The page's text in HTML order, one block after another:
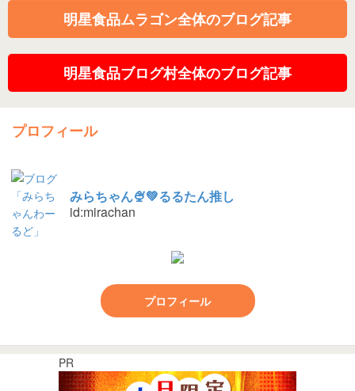
明星食品ムラゴン全体のブログ記事
明星食品ブログ村全体のブログ記事
プロフィール
みらちゃん🍨💚るるたん推し
id:mirachan
プロフィール
PR